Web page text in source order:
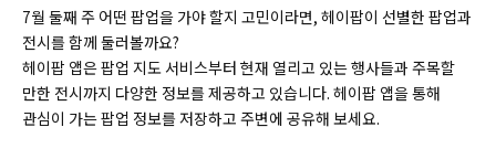
7월 둘째 주 어떤 팝업을 가야 할지 고민이라면, 헤이팝이 선별한 팝업과
전시를 함께 둘러볼까요?
헤이팝 앱은 팝업 지도 서비스부터 현재 열리고 있는 행사들과 주목할
만한 전시까지 다양한 정보를 제공하고 있습니다. 헤이팝 앱을 통해
관심이 가는 팝업 정보를 저장하고 주변에 공유해 보세요.